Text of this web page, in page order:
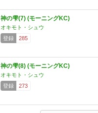
神の雫(7) (モーニングKC)
オキモト・シュウ
登録
285
神の雫(8) (モーニングKC)
オキモト・シュウ
登録
273